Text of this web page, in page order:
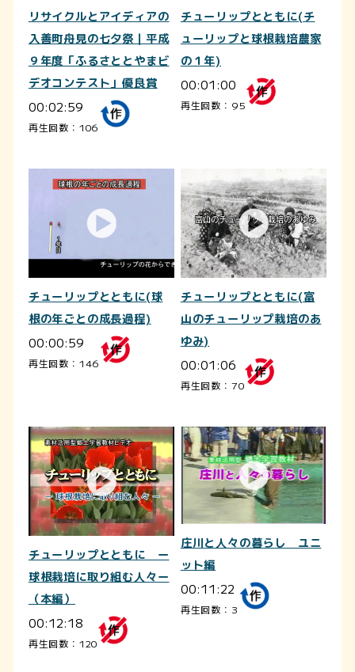
リサイクルとアイディアの
入善町舟見の七夕祭｜平成
９年度「ふるさととやまビ
デオコンテスト」優良賞
00:02:59
再生回数：106
チューリップとともに(チ
ューリップと球根栽培農家
の１年)
00:01:00
再生回数：95
チューリップとともに(球
根の年ごとの成長過程)
00:00:59
再生回数：146
チューリップとともに(富
山のチューリップ栽培のあ
ゆみ)
00:01:06
再生回数：70
チューリップとともに ー
球根栽培に取り組む人々ー
（本編）
00:12:18
再生回数：120
庄川と人々の暮らし ユニ
ット編
00:11:22
再生回数：3